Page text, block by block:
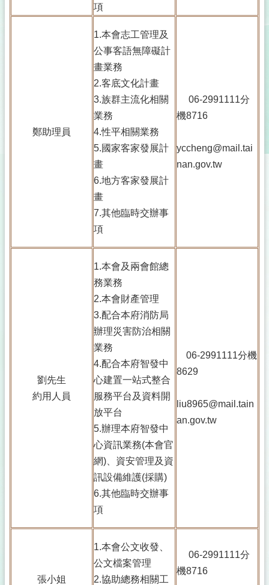
項
鄭助理員
1.本會志工管理及
公事客語無障礙計
畫業務
2.客底文化計畫
3.族群主流化相關
業務
4.性平相關業務
5.國家客家發展計
畫
6.地方客家發展計
畫
7.其他臨時交辦事
項
06-2991111分
機8716
yccheng@mail.tai
nan.gov.tw
劉先生
約用人員
1.本會及兩會館總
務業務
2.本會財產管理
3.配合本府消防局
辦理災害防治相關
業務
4.配合本府智發中
心建置一站式整合
服務平台及資料開
放平台
5.辦理本府智發中
心資訊業務(本會官
網)、資安管理及資
訊設備維護(採購)
6.其他臨時交辦事
項
06-2991111分機
8629
liu8965@mail.tain
an.gov.tw
張小姐
1.本會公文收發、
公文檔案管理
2.協助總務相關工
06-2991111分
機8716